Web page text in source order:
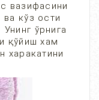
вазифасини
ва кўз ости
ўрнига
қўйиш хам
харакатини